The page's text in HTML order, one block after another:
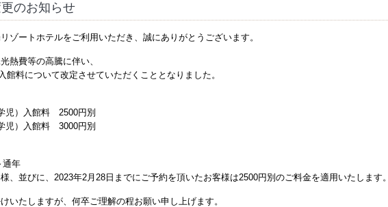
のお知らせ
ゾートホテルをご利用いただき、誠にありがとうございます。
熱費等の高騰に伴い、
館料について改定させていただくこととなりました。
児）入館料 2500円別
児）入館料 3000円別
通年
、並びに、2023年2月28日までにご予約を頂いたお客様は2500円別のご料金を適用いたします。
いたしますが、何卒ご理解の程お願い申し上げます。